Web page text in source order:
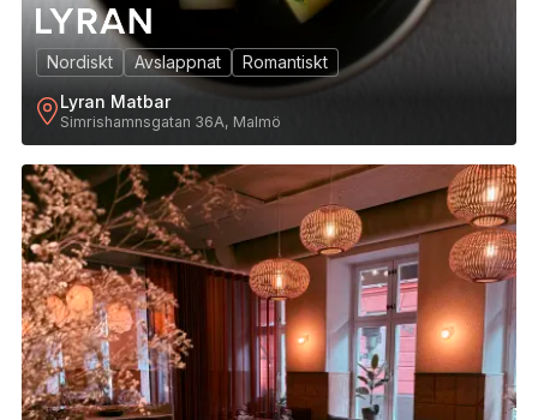
Nordiskt Avslappnat
Romantiskt
Lyran Matbar
Simrishamnsgatan 36A, Malmö
7